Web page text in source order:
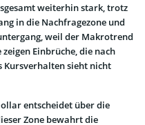
weiterhin stark, trotz
in die Nachfragezone und
weil der Makrotrend
Einbrüche, die nach
Kursverhalten sieht nicht
entscheidet über die
Zone bewahrt die